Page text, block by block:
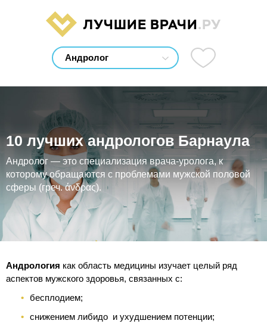
ЛУЧШИЕ ВРАЧИ.РУ
10 лучших андрологов Барнаула
Андролог — это специализация врача-уролога, к
которому обращаются с проблемами мужской половой
сферы (греч. άνδρας).
Андрология как область медицины изучает целый ряд
аспектов мужского здоровья, связанных с:
бесплодием;
снижением либидо и ухудшением потенции;